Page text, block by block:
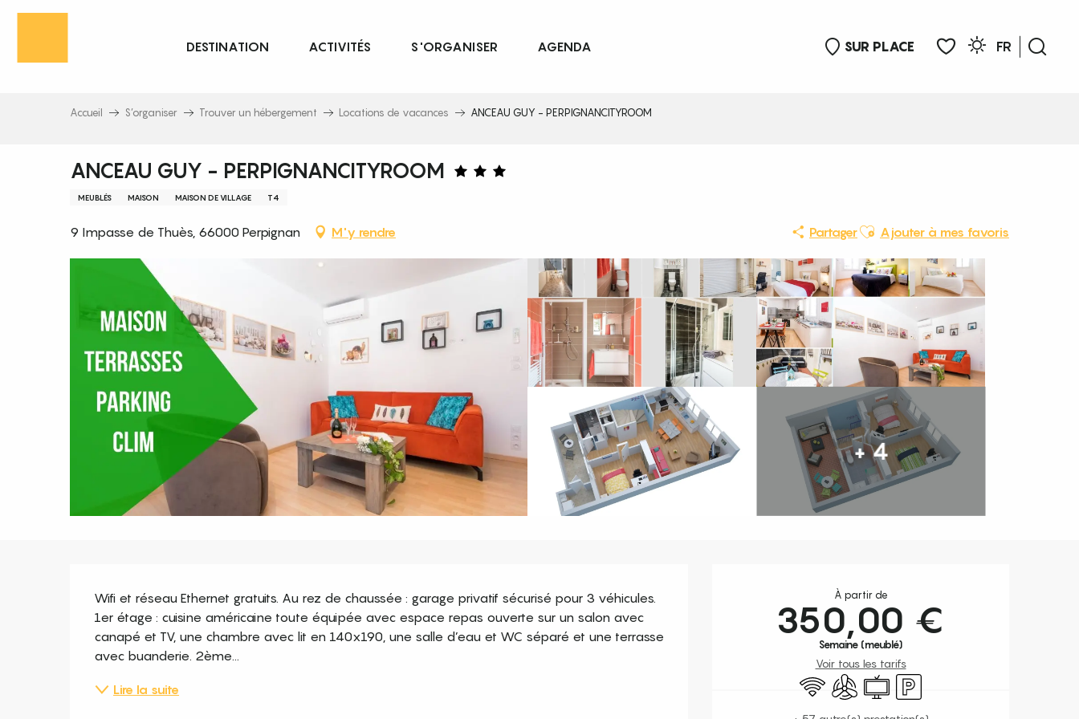
Aller
principal
SUR PLACE
FR
DESTINATION ACTIVITÉS S'ORGANISER AGENDA
Accueil S’organiser Trouver un hébergement Locations de vacances ANCEAU GUY - PERPIGNANCITYROOM
ANCEAU GUY - PERPIGNANCITYROOM
MEUBLÉS MAISON MAISON DE VILLAGE T4
9 Impasse de Thuès, 66000 Perpignan M'y rendre PartagerAjouter aux favoris
Ajouter à mes favoris
+ 4
Ouverture et coordonnées
À partir de
350,00 €
Semaine (meublé)
Voir tous les tarifs
WiFi Air conditionné
Télévision
Parking
Description
Wifi et réseau Ethernet gratuits. Au rez de chaussée : garage privatif sécurisé pour 3 véhicules.
1er étage : cuisine américaine toute équipée avec espace repas ouverte sur un salon avec
canapé et TV, une chambre avec lit en 140x190, une salle d’eau et WC séparé et une terrasse
avec buanderie. 2ème...
Lire la suite